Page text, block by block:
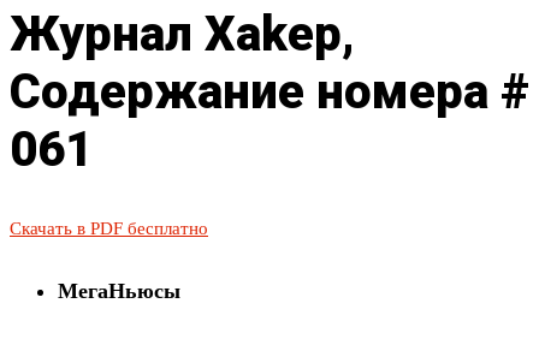
Журнал Xakep,
Содержание номера #
061
Скачать в PDF бесплатно
МегаНьюсы